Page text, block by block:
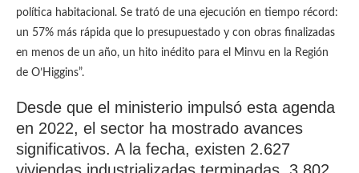
política habitacional. Se trató de una ejecución en tiempo récord:
un 57% más rápida que lo presupuestado y con obras finalizadas
en menos de un año, un hito inédito para el Minvu en la Región
de O’Higgins”.
Desde que el ministerio impulsó esta agenda
en 2022, el sector ha mostrado avances
significativos. A la fecha, existen 2.627